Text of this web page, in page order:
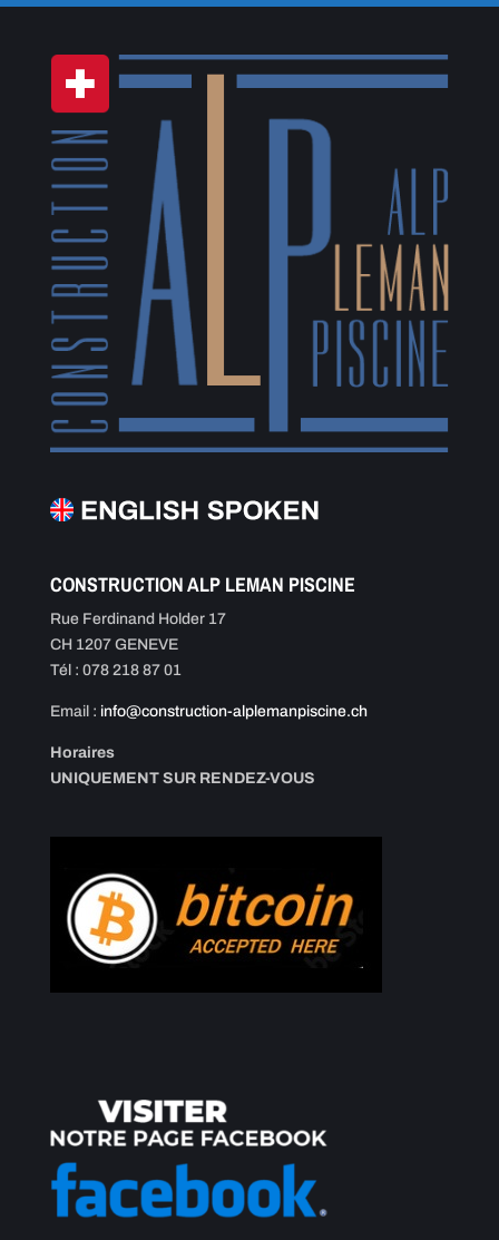
CONSTRUCTION ALP LEMAN PISCINE
Rue Ferdinand Holder 17
CH 1207 GENEVE
Tél : 078 218 87 01
Email : info@construction-alplemanpiscine.ch
Horaires
UNIQUEMENT SUR RENDEZ-VOUS